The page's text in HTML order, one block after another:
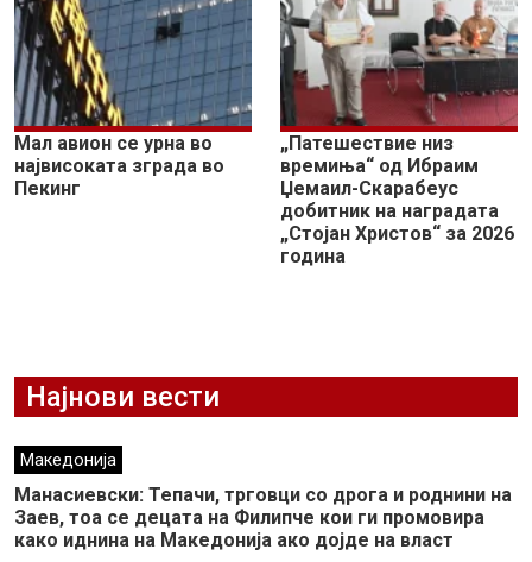
Мал авион се урна во
највисоката зграда во
Пекинг
„Патешествие низ
времиња“ од Ибраим
Џемаил-Скарабеус
добитник на наградата
„Стојан Христов“ за 2026
година
Најнови вести
Македонија
Манасиевски: Тепачи, трговци со дрога и роднини на
Заев, тоа се децата на Филипче кои ги промoвира
како иднина на Македонија ако дојде на власт